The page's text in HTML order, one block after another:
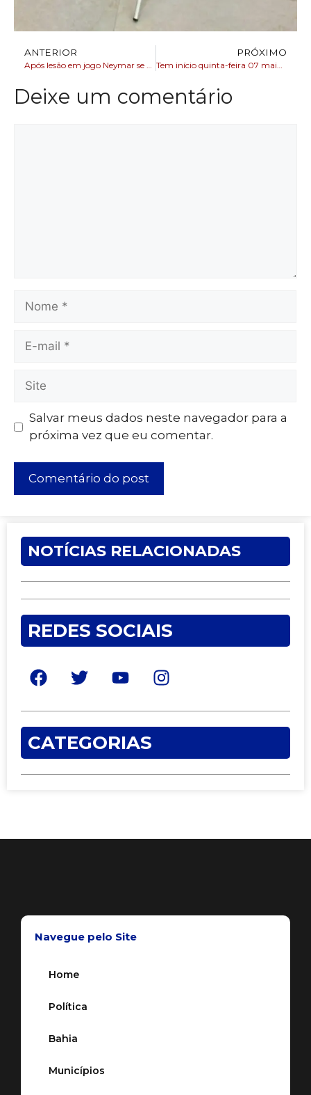
ANTERIOR
Após lesão em jogo Neymar se pronuncia e fala em aviso dos médicos
PRÓXIMO
Tem início quinta-feira 07 maior encontro do setor de combustíveis do NE
Deixe um comentário
Salvar meus dados neste navegador para a
próxima vez que eu comentar.
NOTÍCIAS RELACIONADAS
REDES SOCIAIS
CATEGORIAS
Navegue pelo Site
Home
Política
Bahia
Municípios